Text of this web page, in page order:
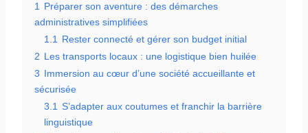
1
Préparer son aventure : des démarches
administratives simplifiées
1.1
Rester connecté et gérer son budget initial
2 Les transports locaux : une logistique bien huilée
3 Immersion au cœur d’une société accueillante et
sécurisée
3.1 S’adapter aux coutumes et franchir la barrière
linguistique